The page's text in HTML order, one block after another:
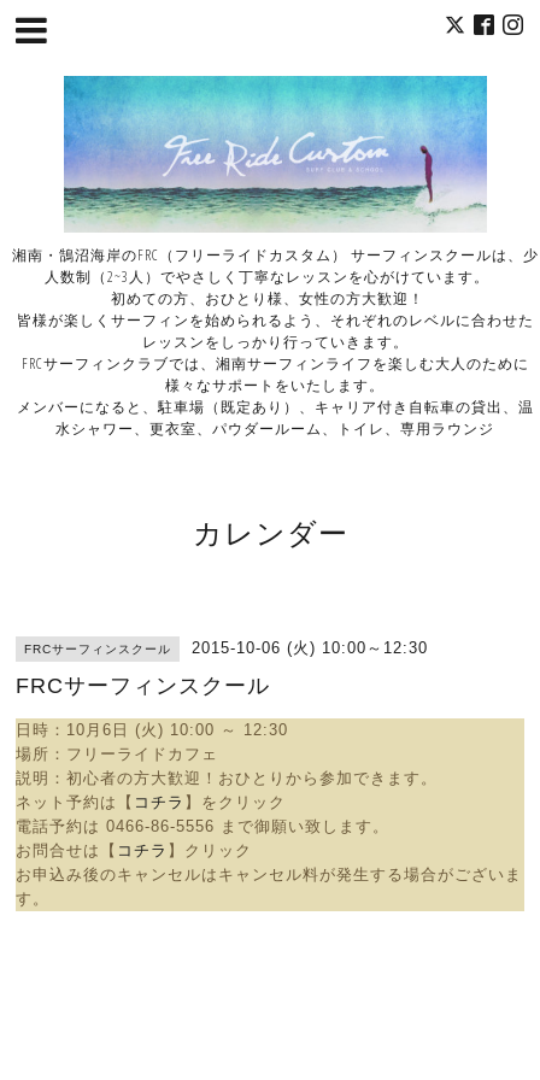
湘南・鵠沼海岸のFRC（フリーライドカスタム） サーフィンスクールは、少
人数制（2~3人）でやさしく丁寧なレッスンを心がけています。
初めての方、おひとり様、女性の方大歓迎！
皆様が楽しくサーフィンを始められるよう、それぞれのレベルに合わせた
レッスンをしっかり行っていきます。
FRCサーフィンクラブでは、湘南サーフィンライフを楽しむ大人のために
様々なサポートをいたします。
メンバーになると、駐車場（既定あり）、キャリア付き自転車の貸出、温
水シャワー、更衣室、パウダールーム、トイレ、専用ラウンジ
カレンダー
FRCサーフィンスクール 2015-10-06 (火) 10:00～12:30
FRCサーフィンスクール
日時：10 月6日 (火) 10:00 ～ 12:30
場所： フリーライドカフェ
説明：初心者の方大歓迎！おひとりから参加できます。
ネット予約は【 コチラ 】をクリック
電話予約は0466-86-5556 まで御願い致します。
お問合せは【 コチラ 】クリック
お申込み後のキャンセルはキャンセル料が発生する場合がございま
す。